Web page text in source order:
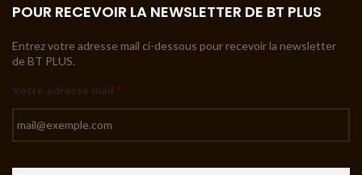
POUR RECEVOIR LA NEWSLETTER DE BT PLUS
Entrez votre adresse mail ci-dessous pour recevoir la newsletter
de BT PLUS.
Votre adresse mail *